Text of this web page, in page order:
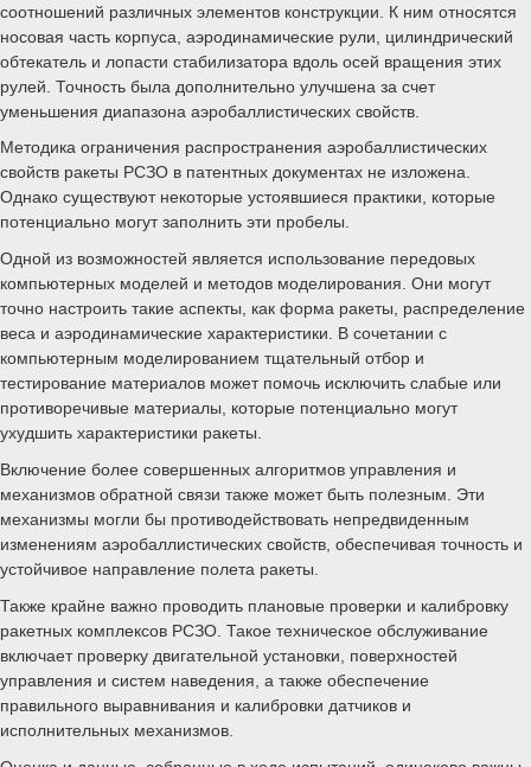
соотношений различных элементов конструкции. К ним относятся
носовая часть корпуса, аэродинамические рули, цилиндрический
обтекатель и лопасти стабилизатора вдоль осей вращения этих
рулей. Точность была дополнительно улучшена за счет
уменьшения диапазона аэробаллистических свойств.
Методика ограничения распространения аэробаллистических
свойств ракеты РСЗО в патентных документах не изложена.
Однако существуют некоторые устоявшиеся практики, которые
потенциально могут заполнить эти пробелы.
Одной из возможностей является использование передовых
компьютерных моделей и методов моделирования. Они могут
точно настроить такие аспекты, как форма ракеты, распределение
веса и аэродинамические характеристики. В сочетании с
компьютерным моделированием тщательный отбор и
тестирование материалов может помочь исключить слабые или
противоречивые материалы, которые потенциально могут
ухудшить характеристики ракеты.
Включение более совершенных алгоритмов управления и
механизмов обратной связи также может быть полезным. Эти
механизмы могли бы противодействовать непредвиденным
изменениям аэробаллистических свойств, обеспечивая точность и
устойчивое направление полета ракеты.
Также крайне важно проводить плановые проверки и калибровку
ракетных комплексов РСЗО. Такое техническое обслуживание
включает проверку двигательной установки, поверхностей
управления и систем наведения, а также обеспечение
правильного выравнивания и калибровки датчиков и
исполнительных механизмов.